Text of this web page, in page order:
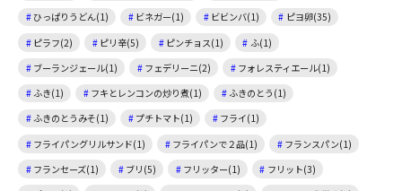
ひっぱりうどん(1)
ビネガー(1) ビビンバ(1)
ピヨ卵(35)
ピラフ(2)
ピリ辛(5) ピンチョス(1)
ふ(1)
ブーランジェール(1)
フェデリーニ(2)
フォレスティエール(1)
ふき(1)
フキとレンコンの炒り煮(1)
ふきのとう(1)
ふきのとうみそ(1)
プチトマト(1)
フライ(1)
フライパングリルサンド(1)
フライパンで２品(1)
フランスパン(1)
フランセーズ(1)
ブリ(5) フリッター(1)
フリット(3)